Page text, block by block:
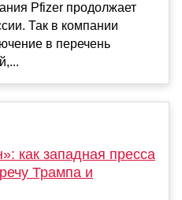
Pfizer продолжает
Так в компании
в перечень
как западная пресса
Трампа и